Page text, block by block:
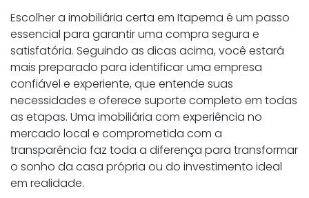
Escolher a imobiliária certa em Itapema é um passo
essencial para garantir uma compra segura e
satisfatória. Seguindo as dicas acima, você estará
mais preparado para identificar uma empresa
confiável e experiente, que entende suas
necessidades e oferece suporte completo em todas
as etapas. Uma imobiliária com experiência no
mercado local e comprometida com a
transparência faz toda a diferença para transformar
o sonho da casa própria ou do investimento ideal
em realidade.